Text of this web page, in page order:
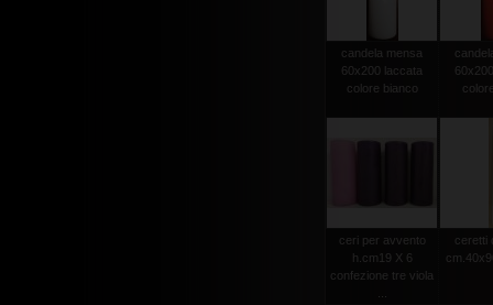
candela mensa
60x200 laccata
colore bianco
ceri per avvento
h.cm19 X 6
confezione tre viola
ceretti